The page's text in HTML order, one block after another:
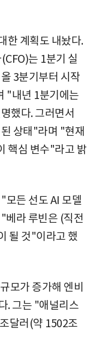
한 계획도 내놨다.
는 1분기 실
3분기부터 시작
"내년 1분기에는
했다. 그러면서
상태"라며 "현재
핵심 변수"라고 밝
모든 선도 AI 모델
베라 루빈은 (직전
될 것"이라고 했
모가 증가해 엔비
. 그는 "애널리스
달러(약 1502조